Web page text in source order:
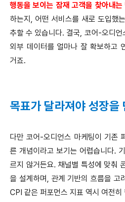
행동을 보이는 잠재 고객을 찾아내는
하는지, 어떤 서비스를 새로 도입했
추할 수 있습니다. 결국, 코어-오디
외부 데이터를 얼마나 잘 확보하고
거죠.
목표가 달라져야 성장을
다만 코어-오디언스 마케팅이 기존
른 개념이라고 보기는 어렵습니다.
르지 않거든요. 채널별 특성에 맞춰
을 설계하며, 관계 기반의 흐름을 고
CPI 같은 퍼포먼스 지표 역시 여전히